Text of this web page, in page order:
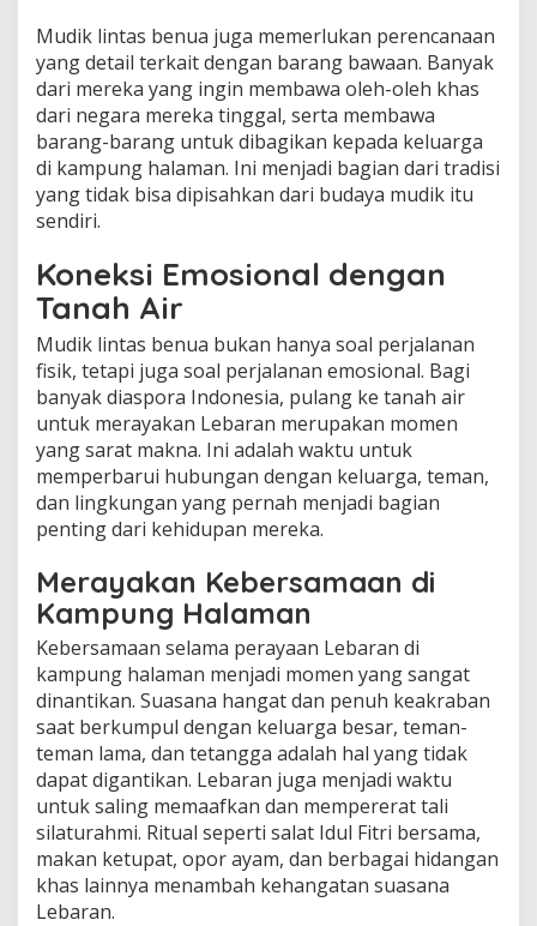
Mudik lintas benua juga memerlukan perencanaan
yang detail terkait dengan barang bawaan. Banyak
dari mereka yang ingin membawa oleh-oleh khas
dari negara mereka tinggal, serta membawa
barang-barang untuk dibagikan kepada keluarga
di kampung halaman. Ini menjadi bagian dari tradisi
yang tidak bisa dipisahkan dari budaya mudik itu
sendiri.
Koneksi Emosional dengan
Tanah Air
Mudik lintas benua bukan hanya soal perjalanan
fisik, tetapi juga soal perjalanan emosional. Bagi
banyak diaspora Indonesia, pulang ke tanah air
untuk merayakan Lebaran merupakan momen
yang sarat makna. Ini adalah waktu untuk
memperbarui hubungan dengan keluarga, teman,
dan lingkungan yang pernah menjadi bagian
penting dari kehidupan mereka.
Merayakan Kebersamaan di
Kampung Halaman
Kebersamaan selama perayaan Lebaran di
kampung halaman menjadi momen yang sangat
dinantikan. Suasana hangat dan penuh keakraban
saat berkumpul dengan keluarga besar, teman-
teman lama, dan tetangga adalah hal yang tidak
dapat digantikan. Lebaran juga menjadi waktu
untuk saling memaafkan dan mempererat tali
silaturahmi. Ritual seperti salat Idul Fitri bersama,
makan ketupat, opor ayam, dan berbagai hidangan
khas lainnya menambah kehangatan suasana
Lebaran.